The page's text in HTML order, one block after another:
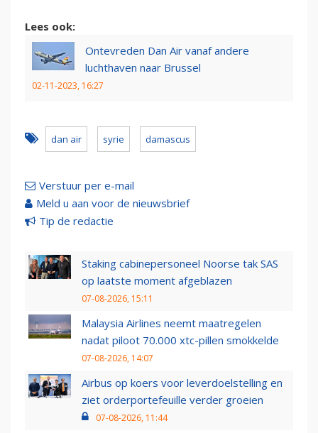
Lees ook:
Ontevreden Dan Air vanaf andere
luchthaven naar Brussel
02-11-2023, 16:27
dan air syrie damascus
Verstuur per e-mail
Meld u aan voor de nieuwsbrief
Tip de redactie
Staking cabinepersoneel Noorse tak SAS
op laatste moment afgeblazen
07-08-2026, 15:11
Malaysia Airlines neemt maatregelen
nadat piloot 70.000 xtc-pillen smokkelde
07-08-2026, 14:07
Airbus op koers voor leverdoelstelling en
ziet orderportefeuille verder groeien
07-08-2026, 11:44